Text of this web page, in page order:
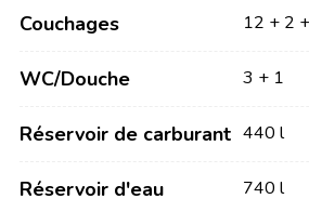
Couchages 12 + 2
WC/Douche 3 + 1
Réservoir de carburant 440 l
Réservoir d'eau 740 l